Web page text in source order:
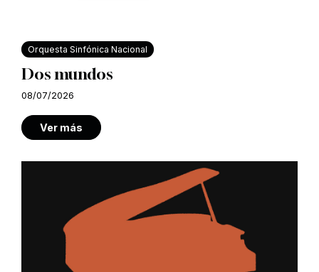
Orquesta Sinfónica Nacional
Dos mundos
08/07/2026
Ver más